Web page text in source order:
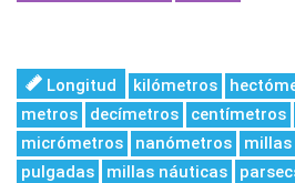
Longitud kilómetros
metros
decímetros centímetros
micrómetros
nanómetros millas
pulgadas
millas náuticas